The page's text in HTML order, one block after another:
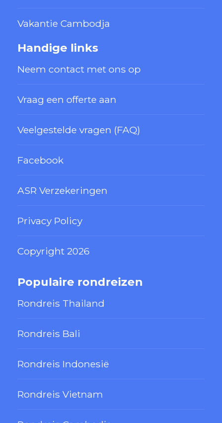
Vakantie Cambodja
Handige links
Neem contact met ons op
Vraag een offerte aan
Veelgestelde vragen (FAQ)
Facebook
ASR Verzekeringen
Privacy Policy
Copyright 2026
Populaire rondreizen
Rondreis Thailand
Rondreis Bali
Rondreis Indonesië
Rondreis Vietnam